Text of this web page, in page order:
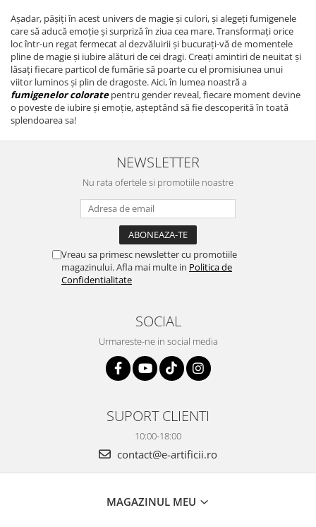
Așadar, pășiți în acest univers de magie și culori, și alegeți fumigenele
care să aducă emoție și surpriză în ziua cea mare. Transformați orice
loc într-un regat fermecat al dezvăluirii și bucurați-vă de momentele
pline de magie și iubire alături de cei dragi. Creați amintiri de neuitat și
lăsați fiecare particol de fumărie să poarte cu el promisiunea unui
viitor luminos și plin de dragoste. Aici, în lumea noastră a
fumigenelor coloratepentru gender reveal, fiecare moment devine
o poveste de iubire și emoție, așteptând să fie descoperită în toată
splendoarea sa!
NEWSLETTER
Nu rata ofertele si promotiile noastre
Vreau sa primesc newsletter cu promotiile
magazinului. Afla mai multe in Politica de
Confidentialitate
SOCIAL
Urmareste-ne in social media
SUPORT CLIENTI
10:00-18:00
contact@e-artificii.ro
MAGAZINUL MEU